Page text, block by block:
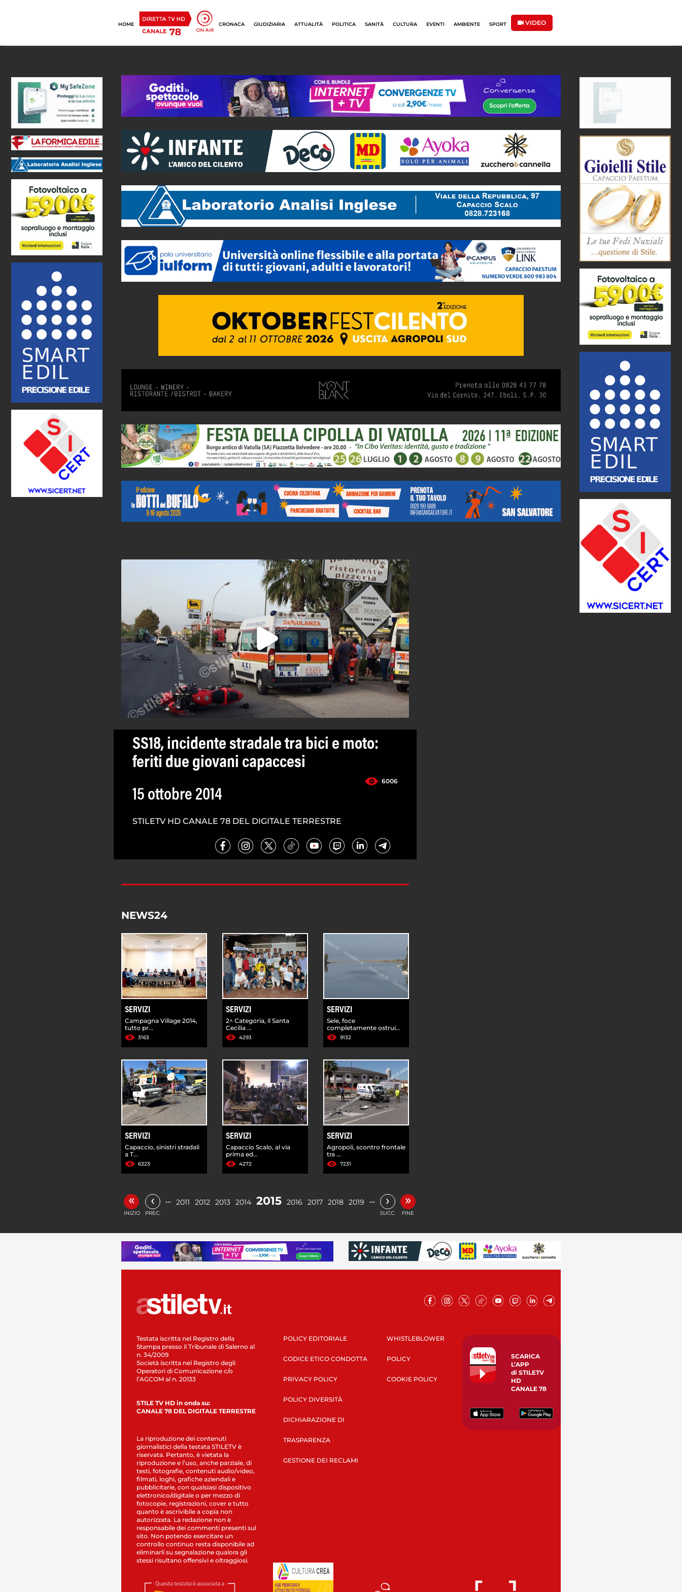
HOME CRONACA GIUDIZIARIA ATTUALITÀ POLITICA SANITÀ CULTURA EVENTI AMBIENTE SPORT VIDEO
SS18, incidente stradale tra bici e moto:
feriti due giovani capaccesi
6006
15 ottobre 2014
STILETV HD CANALE 78 DEL DIGITALE TERRESTRE
NEWS24
SERVIZI
Campagna Village 2014,
tutto pr...
3163
SERVIZI
2^ Categoria, il Santa
Cecilia ...
4293
SERVIZI
Sele, foce
completamente ostrui...
9132
SERVIZI
Capaccio, sinistri stradali
a T...
6323
SERVIZI
Capaccio Scalo, al via
prima ed...
4272
SERVIZI
Agropoli, scontro frontale
tra ...
7231
«
INIZIO
‹
PREC.
… 2011 2012 2013 2014 2015 2016 2017 2018 2019 … ›
SUCC.
»
FINE
Testata iscritta nel Registro della
Stampa presso il Tribunale di Salerno al
n. 34/2009
Società iscritta nel Registro degli
Operatori di Comunicazione c/o
l’AGCOM al n. 20133
STILE TV HD in onda su:
CANALE 78 DEL DIGITALE TERRESTRE
La riproduzione dei contenuti
giornalistici della testata STILETV è
riservata. Pertanto, è vietata la
riproduzione e l’uso, anche parziale, di
testi, fotografie, contenuti audio/video,
filmati, loghi, grafiche aziendali e
pubblicitarie, con qualsiasi dispositivo
elettronico/digitale o per mezzo di
fotocopie, registrazioni, cover e tutto
quanto è ascrivibile a copia non
autorizzata. La redazione non è
responsabile dei commenti presenti sul
sito. Non potendo esercitare un
controllo continuo resta disponibile ad
eliminarli su segnalazione qualora gli
stessi risultano offensivi e oltraggiosi.
POLICY EDITORIALE
CODICE ETICO CONDOTTA
PRIVACY POLICY
POLICY DIVERSITÀ
DICHIARAZIONE DI
TRASPARENZA
GESTIONE DEI RECLAMI
WHISTLEBLOWER
POLICY
COOKIE POLICY
SCARICA
L’APP
di STILETV
HD
CANALE 78